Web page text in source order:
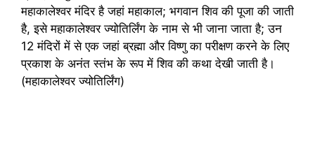
महाकालेश्वर मंदिर है जहां महाकाल; भगवान शिव की पूजा की जाती
है, इसे महाकालेश्वर ज्योतिर्लिंग के नाम से भी जाना जाता है; उन
12 मंदिरों में से एक जहां ब्रह्मा और विष्णु का परीक्षण करने के लिए
प्रकाश के अनंत स्तंभ के रूप में शिव की कथा देखी जाती है।
(महाकालेश्वर ज्योतिर्लिंग)